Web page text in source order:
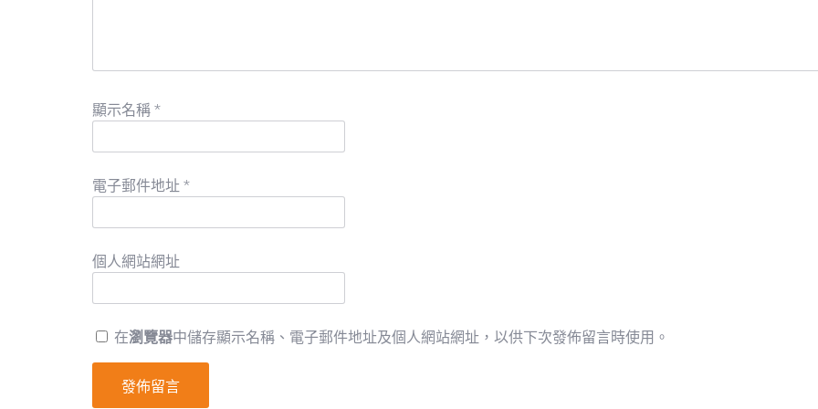
顯示名稱 *
電子郵件地址 *
個人網站網址
在瀏覽器中儲存顯示名稱、電子郵件地址及個人網站網址，以供下次發佈留言時使用。